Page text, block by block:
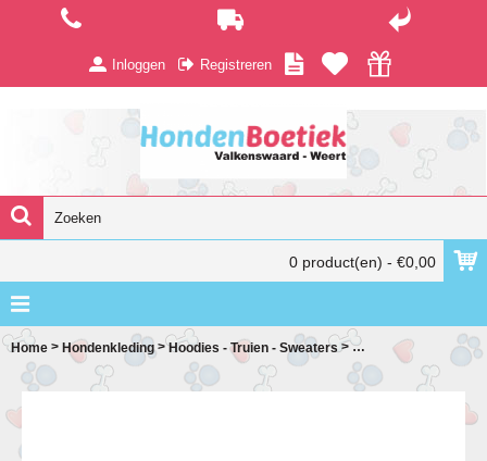
Inloggen Registreren
0 product(en) - €0,00
Home > Hondenkleding >Hoodies - Truien - Sweaters >Wolters Noorse